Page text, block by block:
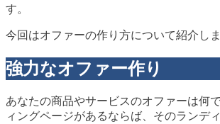
す。
今回はオファーの作り方について紹介しま
強力なオファー作り
あなたの商品やサービスのオファーは何
ィングページがあるならば、そのランデ